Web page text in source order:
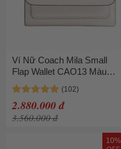
Ví Nữ Coach Mila Small
Flap Wallet CAO13 Màu
Trắng
2.880.000 đ
3.560.000 đ
10%